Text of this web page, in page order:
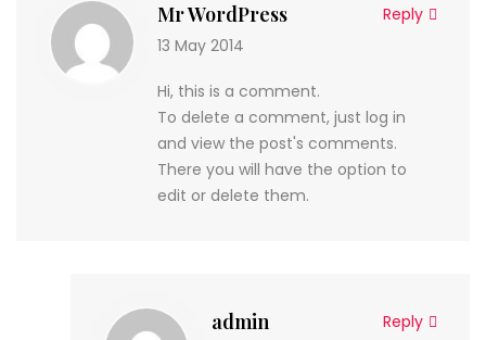
Mr WordPress
13 May 2014
Hi, this is a comment.
To delete a comment, just log in
and view the post's comments.
There you will have the option to
edit or delete them.
Reply
admin Reply